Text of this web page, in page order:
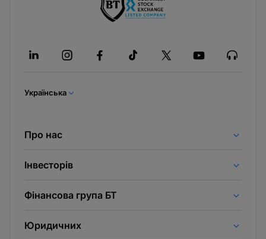
Українська
Про нас
Інвесторів
Фінансова група БТ
Юридичних